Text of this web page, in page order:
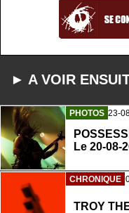
► A VOIR
PHOTOS 23-
Le 20-08-
CHRONIQUE
TROY